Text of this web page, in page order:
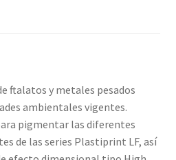
ftalatos y metales pesados
ambientales vigentes.
pigmentar las diferentes
de las series Plastiprint LF, así